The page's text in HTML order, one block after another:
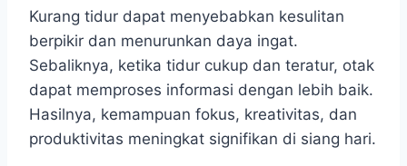
Kurang tidur dapat menyebabkan kesulitan
berpikir dan menurunkan daya ingat.
Sebaliknya, ketika tidur cukup dan teratur, otak
dapat memproses informasi dengan lebih baik.
Hasilnya, kemampuan fokus, kreativitas, dan
produktivitas meningkat signifikan di siang hari.